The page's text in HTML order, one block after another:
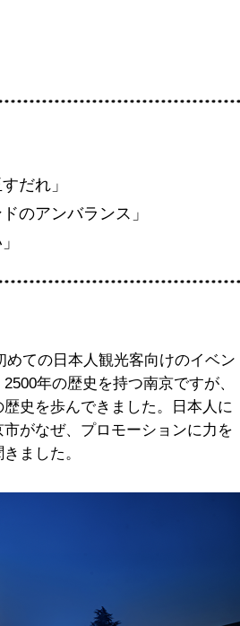
だれ」
のアンバランス」
ての日本人観光客向けのイベン
年の歴史を持つ南京ですが、
史を歩んできました。日本人に
がなぜ、プロモーションに力を
ました。